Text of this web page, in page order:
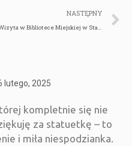
NASTĘPNY
lutego, 2025
kompletnie się nie
za statuetkę – to
i miła niespodzianka.